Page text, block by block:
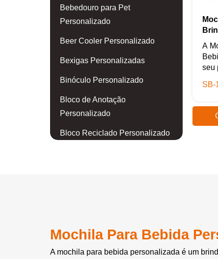
Bebedouro para Pet
Personalizado
Beer Cooler Personalizado
Bexigas Personalizadas
Binóculo Personalizado
Bloco de Anotação
Personalizado
Bloco Reciclado Personalizado
Bola Inflável Personalizada
Bola Montável Personalizada
A
seu
SB-
Mochila Para Bebida
A mochila para bebida personalizada é um